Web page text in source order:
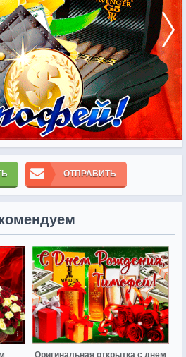
ОТПРАВИТЬ
Оригинальная открытка с днем